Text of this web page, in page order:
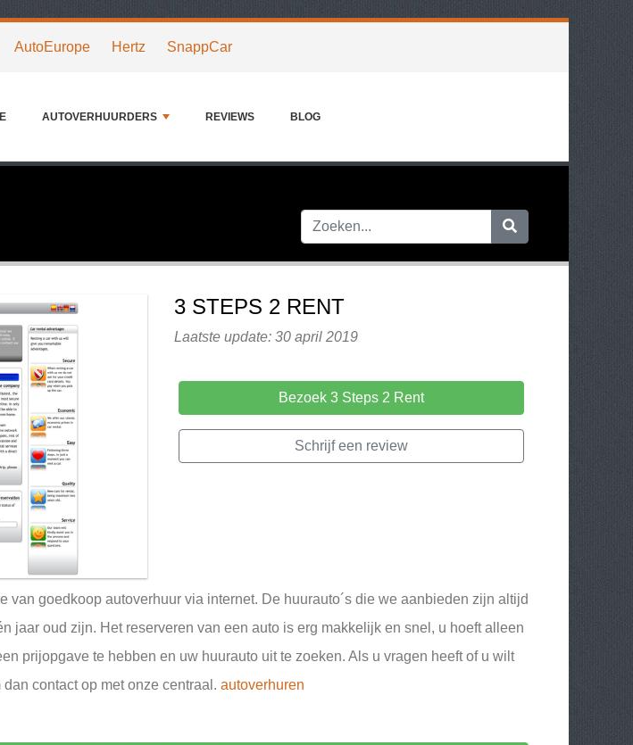
AutoEurope Hertz SnappCar
AUTOVERHUURDERS REVIEWS BLOG
3 STEPS 2 RENT
Laatste update: 30 april 2019
Bezoek 3 Steps 2 Rent
Schrijf een review
van goedkoop autoverhuur via internet. De huurauto´s die we aanbieden zijn altijd
jaar oud zijn. Het reserveren van een auto is erg makkelijk en snel, u hoeft alleen
prijopgave te hebben en uw huurauto uit te zoeken. Als u vragen heeft of u wilt
contact op met onze centraal. autoverhuren